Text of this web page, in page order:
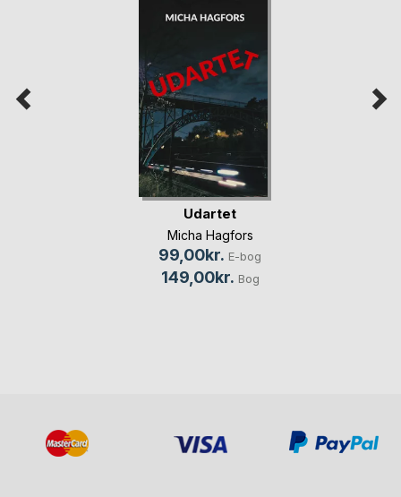
Udartet
Micha Hagfors
99,00kr. E-bog
149,00kr. Bog